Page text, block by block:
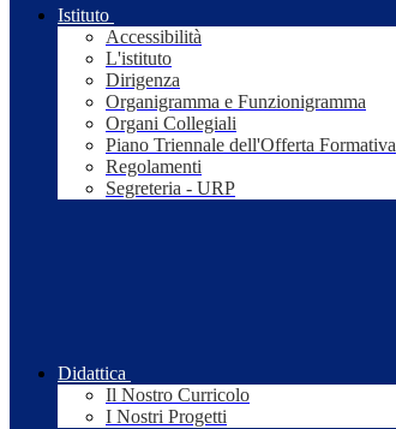
Istituto
Accessibilità
L'istituto
Dirigenza
Organigramma e Funzionigramma
Organi Collegiali
Piano Triennale dell'Offerta Formativa
Regolamenti
Segreteria - URP
Didattica
Il Nostro Curricolo
I Nostri Progetti